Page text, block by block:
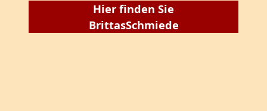
Hier finden Sie
BrittasSchmiede